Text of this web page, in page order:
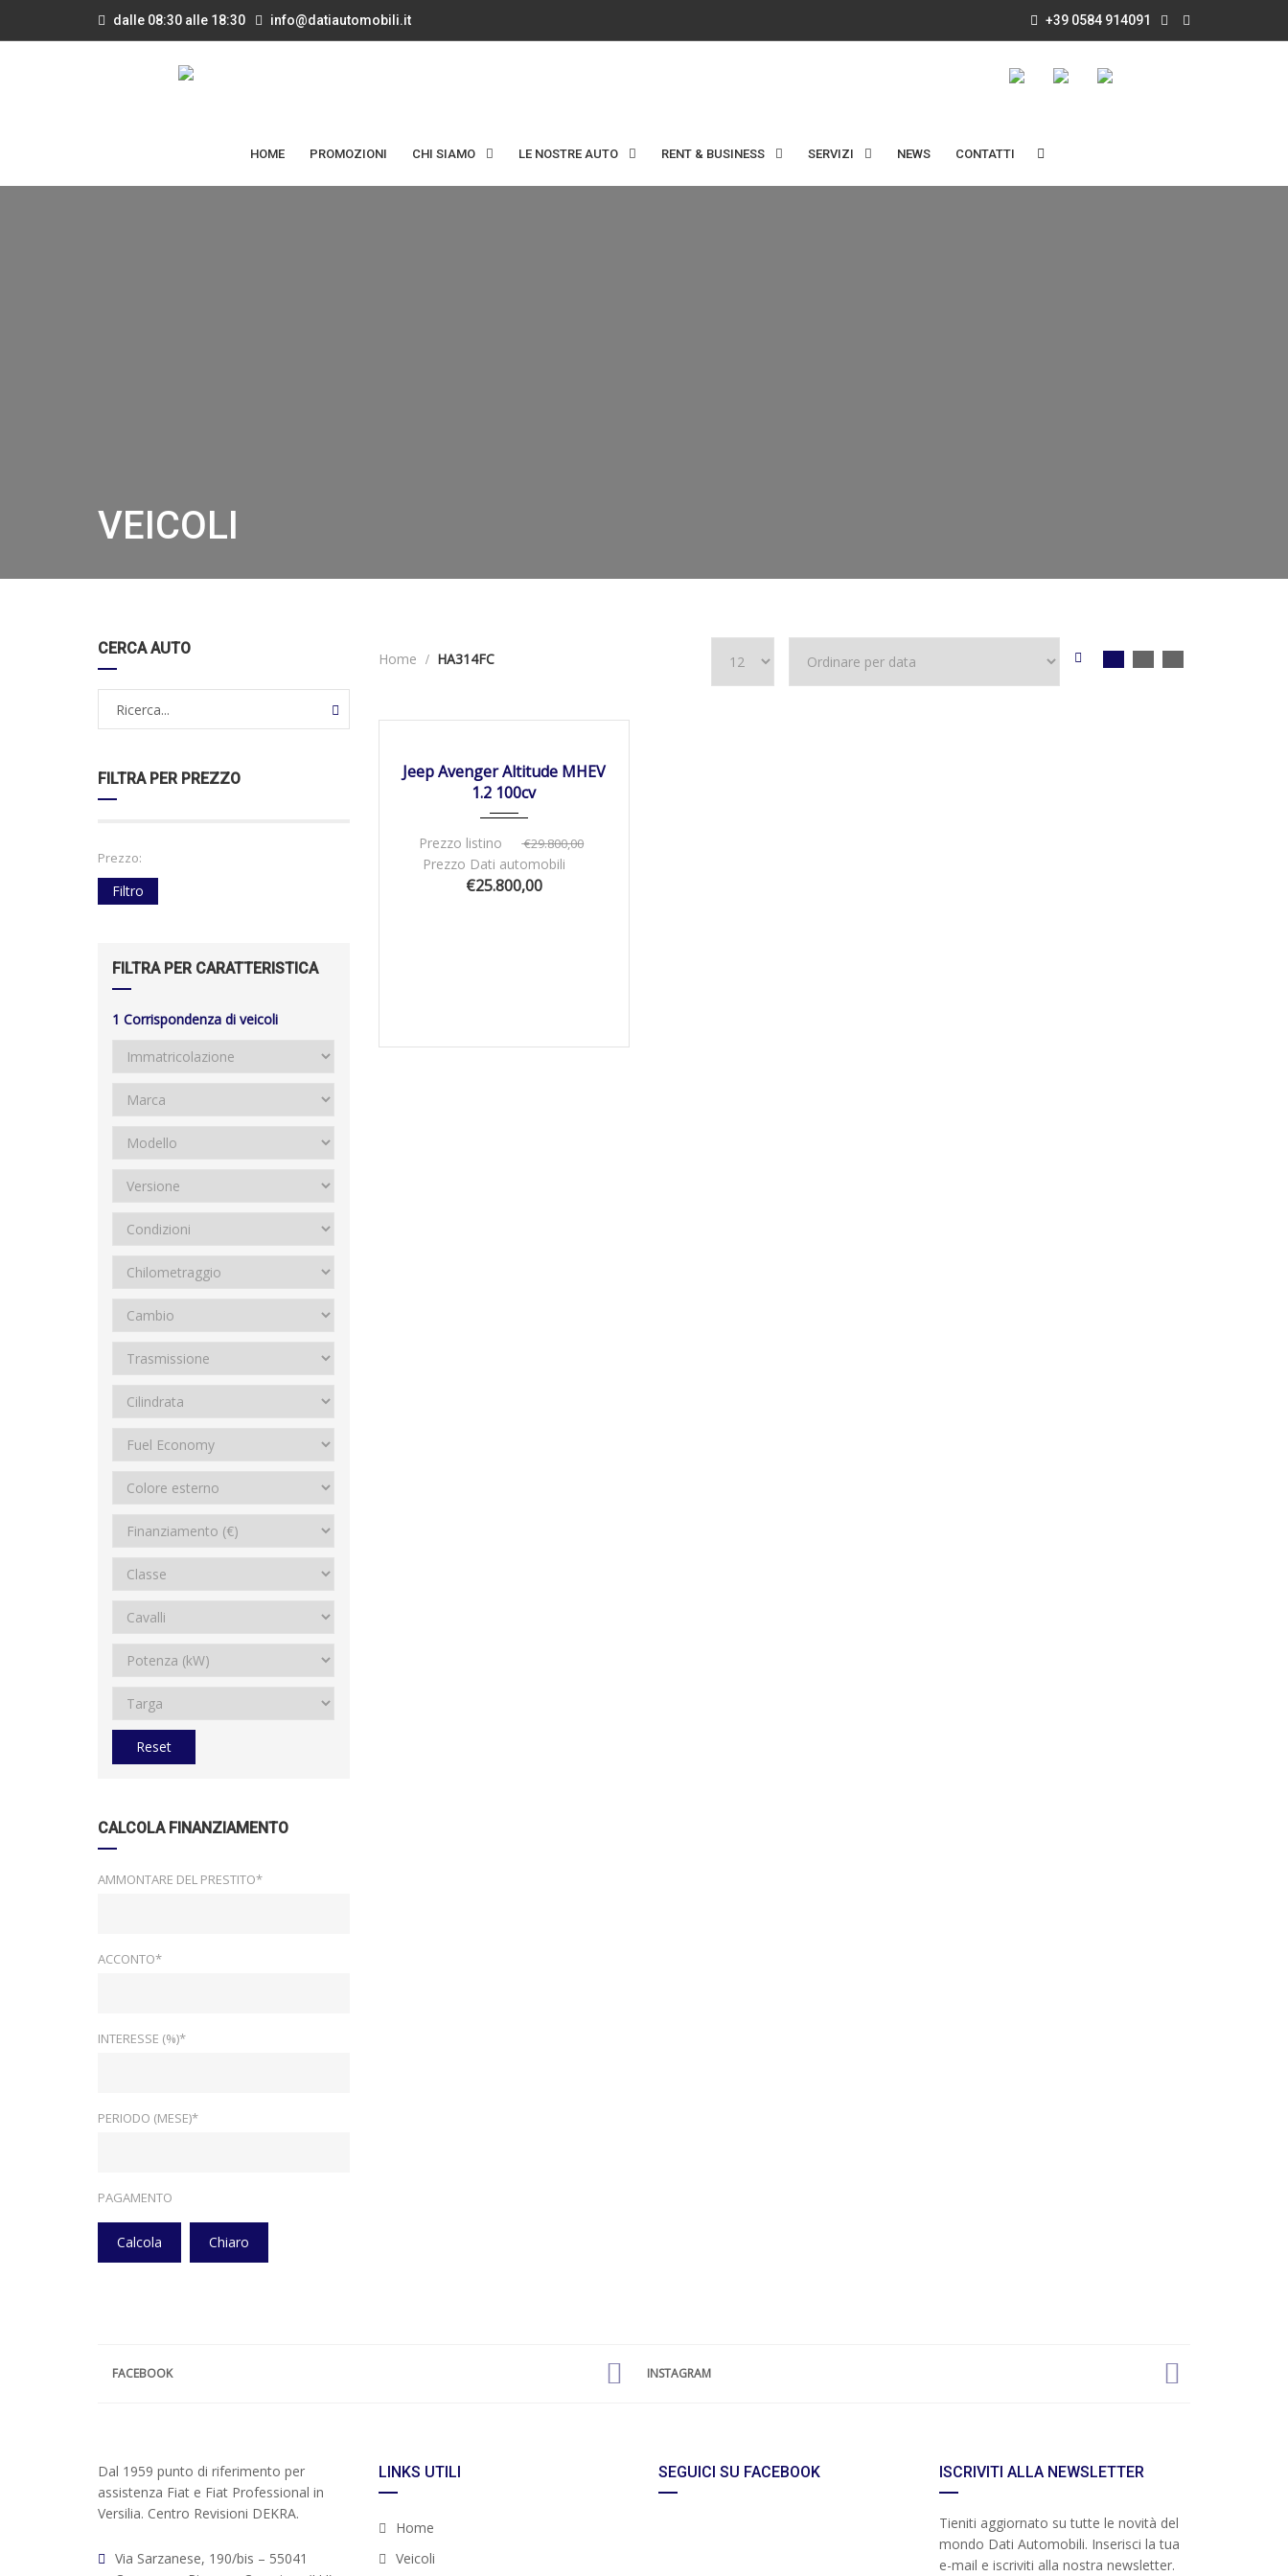
dalle 08:30 alle 18:30 info@datiautomobili.it +39 0584 914091
HOME PROMOZIONI CHI SIAMO LE NOSTRE AUTO RENT & BUSINESS SERVIZI NEWS CONTATTI
VEICOLI
CERCA AUTO
FILTRA PER PREZZO
Prezzo:
Filtro
FILTRA PER CARATTERISTICA
1 Corrispondenza di veicoli
Reset
CALCOLA FINANZIAMENTO
AMMONTARE DEL PRESTITO*
ACCONTO*
INTERESSE (%)*
PERIODO (MESE)*
PAGAMENTO
Calcola Chiaro
Home HA314FC
Jeep Avenger Altitude MHEV
1.2 100cv
Prezzo listino €29.800,00
Prezzo Dati automobili
€25.800,00
FACEBOOK INSTAGRAM
Dal 1959 punto di riferimento per
assistenza Fiat e Fiat Professional in
Versilia. Centro Revisioni DEKRA.
Via Sarzanese, 190/bis – 55041
LINKS UTILI
Home
Veicoli
SEGUICI SU FACEBOOK ISCRIVITI ALLA NEWSLETTER
Tieniti aggiornato su tutte le novità del
mondo Dati Automobili. Inserisci la tua
e-mail e iscriviti alla nostra newsletter.